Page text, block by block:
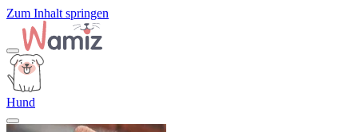
Zum Inhalt springen
Hund